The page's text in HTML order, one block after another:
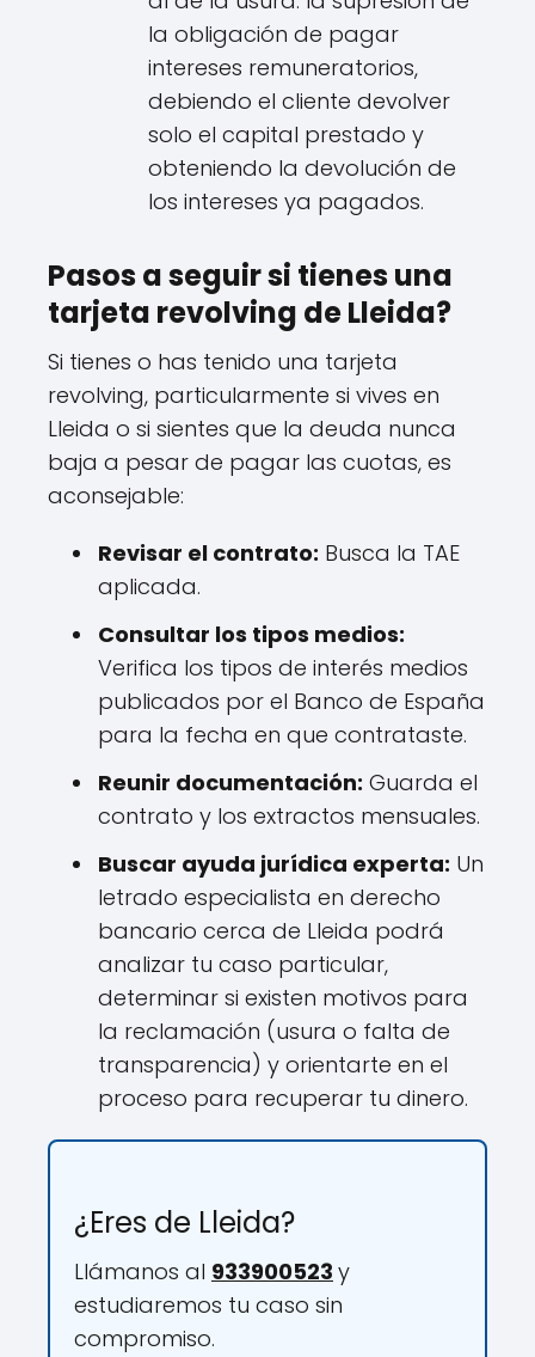
la obligación de pagar
intereses remuneratorios,
debiendo el cliente devolver
solo el capital prestado y
obteniendo la devolución de
los intereses ya pagados.
Pasos a seguir si tienes una
tarjeta revolving de Lleida?
Si tienes o has tenido una tarjeta
revolving, particularmente si vives en
Lleida o si sientes que la deuda nunca
baja a pesar de pagar las cuotas, es
aconsejable:
Revisar el contrato: Busca la TAE
aplicada.
Consultar los tipos medios:
Verifica los tipos de interés medios
publicados por el Banco de España
para la fecha en que contrataste.
Reunir documentación: Guarda el
contrato y los extractos mensuales.
Buscar ayuda jurídica experta: Un
letrado especialista en derecho
bancario cerca de Lleida podrá
analizar tu caso particular,
determinar si existen motivos para
la reclamación (usura o falta de
transparencia) y orientarte en el
proceso para recuperar tu dinero.
¿Eres de Lleida?
Llámanos al 933900523 y
estudiaremos tu caso sin
compromiso.